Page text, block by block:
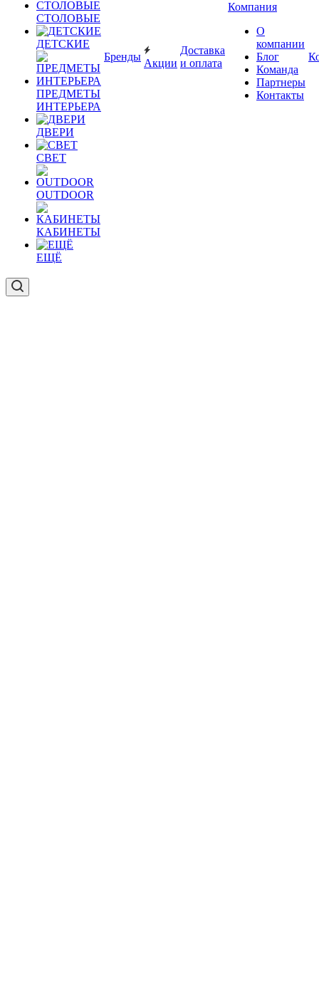
СТОЛОВЫЕ
ДЕТСКИЕ
ПРЕДМЕТЫ
ИНТЕРЬЕРА
ДВЕРИ
СВЕТ
OUTDOOR
КАБИНЕТЫ
ЕЩЁ
Бренды
Акции
Доставка
и оплата
Компания
О
компании
Блог
Команда
Партнеры
Контакты